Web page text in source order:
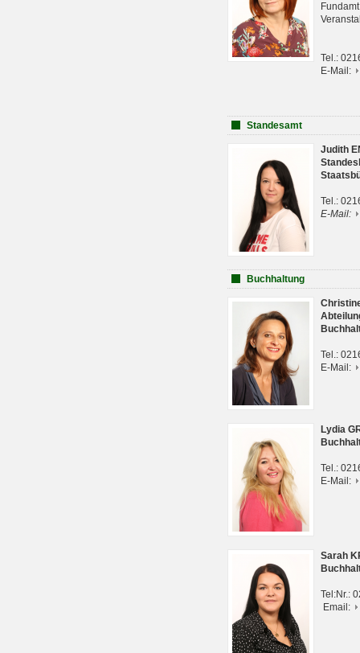
Tel.:
E-Mail:
Standesamt
Judith
Tel.:
E-Mail:
Buchhaltung
Tel.:
E-Mail:
Lydia
Tel.:
E-Mail:
Sarah
Tel:Nr.:
Email: